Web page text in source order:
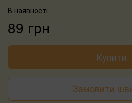
В наявності
89 грн
Купити
Замовити